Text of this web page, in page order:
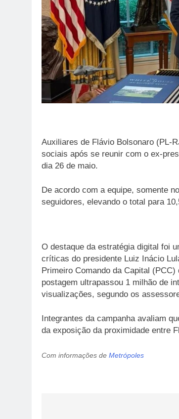
Auxiliares de Flávio Bolsonaro (PL-
sociais após se reunir com o ex-
dia 26 de maio.
De acordo com a equipe, somente
seguidores, elevando o total para
O destaque da estratégia digital foi
críticas do presidente Luiz Inácio
Primeiro Comando da Capital
postagem ultrapassou 1 milhão de
visualizações, segundo os
Integrantes da campanha avaliam
da exposição da proximidade entre
Com informações de Metrópoles